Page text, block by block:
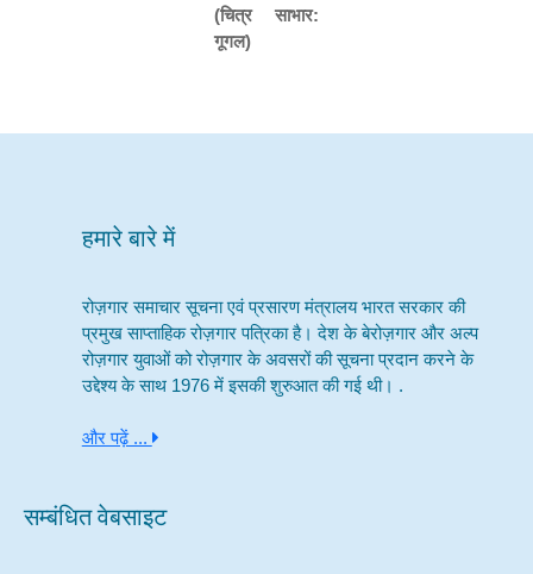
(चित्र साभार:
गूगल)
हमारे बारे में
रोज़गार समाचार सूचना एवं प्रसारण मंत्रालय भारत सरकार की
प्रमुख साप्ताहिक रोज़गार पत्रिका है। देश के बेरोज़गार और अल्प
रोज़गार युवाओं को रोज़गार के अवसरों की सूचना प्रदान करने के
उद्देश्य के साथ 1976 में इसकी शुरुआत की गई थी। .
और पढ़ें ...
सम्बंधित वेबसाइट